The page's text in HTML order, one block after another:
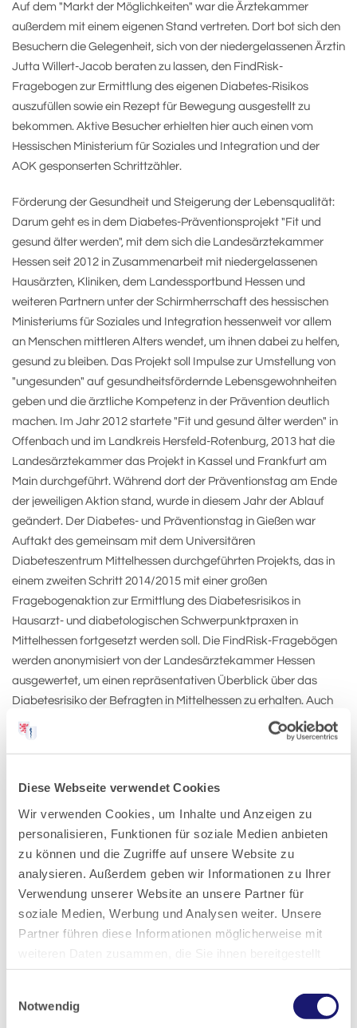
Diese Webseite verwendet Cookies
Wir verwenden Cookies, um Inhalte und Anzeigen zu
personalisieren, Funktionen für soziale Medien anbieten
zu können und die Zugriffe auf unsere Website zu
analysieren. Außerdem geben wir Informationen zu Ihrer
Verwendung unserer Website an unsere Partner für
soziale Medien, Werbung und Analysen weiter. Unsere
Partner führen diese Informationen möglicherweise mit
haben oder die sie im Rahmen Ihrer Nutzung der Dienste
Notwendig
Auf dem "Markt der Möglichkeiten" war die Ärztekammer
außerdem mit einem eigenen Stand vertreten. Dort bot sich den
Besuchern die Gelegenheit, sich von der niedergelassenen Ärztin
Jutta Willert-Jacob beraten zu lassen, den FindRisk-
Fragebogen zur Ermittlung des eigenen Diabetes-Risikos
auszufüllen sowie ein Rezept für Bewegung ausgestellt zu
bekommen. Aktive Besucher erhielten hier auch einen vom
Hessischen Ministerium für Soziales und Integration und der
AOK gesponserten Schrittzähler.
Förderung der Gesundheit und Steigerung der Lebensqualität:
Darum geht es in dem Diabetes-Präventionsprojekt "Fit und
gesund älter werden", mit dem sich die Landesärztekammer
Hessen seit 2012 in Zusammenarbeit mit niedergelassenen
Hausärzten, Kliniken, dem Landessportbund Hessen und
weiteren Partnern unter der Schirmherrschaft des hessischen
Ministeriums für Soziales und Integration hessenweit vor allem
an Menschen mittleren Alters wendet, um ihnen dabei zu helfen,
gesund zu bleiben. Das Projekt soll Impulse zur Umstellung von
"ungesunden" auf gesundheitsfördernde Lebensgewohnheiten
geben und die ärztliche Kompetenz in der Prävention deutlich
machen. Im Jahr 2012 startete "Fit und gesund älter werden" in
Offenbach und im Landkreis Hersfeld-Rotenburg, 2013 hat die
Landesärztekammer das Projekt in Kassel und Frankfurt am
Main durchgeführt. Während dort der Präventionstag am Ende
der jeweiligen Aktion stand, wurde in diesem Jahr der Ablauf
geändert. Der Diabetes- und Präventionstag in Gießen war
Auftakt des gemeinsam mit dem Universitären
Diabeteszentrum Mittelhessen durchgeführten Projekts, das in
einem zweiten Schritt 2014/2015 mit einer großen
Fragebogenaktion zur Ermittlung des Diabetesrisikos in
Hausarzt- und diabetologischen Schwerpunktpraxen in
Mittelhessen fortgesetzt werden soll. Die FindRisk-Fragebögen
werden anonymisiert von der Landesärztekammer Hessen
ausgewertet, um einen repräsentativen Überblick über das
Diabetesrisiko der Befragten in Mittelhessen zu erhalten. Auch
wird die Landesärztekammer mittelhessischen Firmen und
Verwaltungen im Rahmen von "Fit und gesund älter werden"
Workshops anbieten.
Zur Übersicht
Pressemitteilungen-Archiv: